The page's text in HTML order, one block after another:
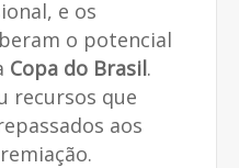
e os
o potencial
Copa do Brasil.
recursos que
aos